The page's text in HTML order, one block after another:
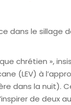
dans le sillage
chrétien »,
(LEV) à
dans la nuit).
de deux